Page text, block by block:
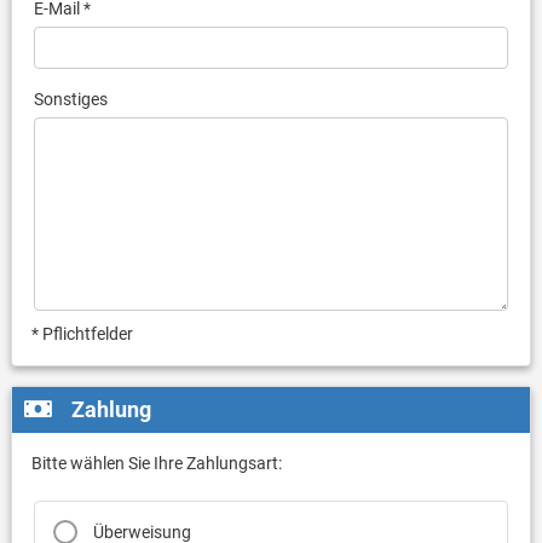
E-Mail *
Sonstiges
* Pflichtfelder
Zahlung
Bitte wählen Sie Ihre Zahlungsart:
Überweisung